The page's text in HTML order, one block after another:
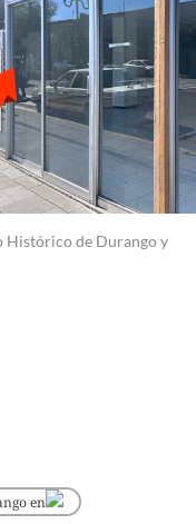
Histórico de Durango y
en